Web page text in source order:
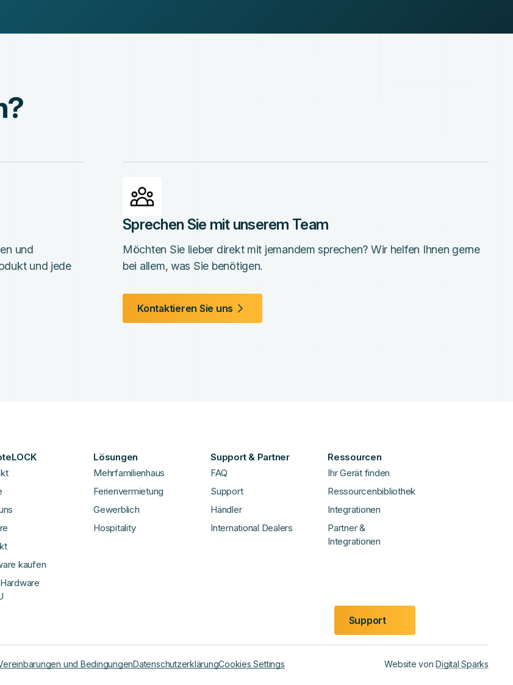
und
und jede
Sprechen Sie mit unserem Team
Möchten Sie lieber direkt mit jemandem sprechen? Wir helfen Ihnen gerne
bei allem, was Sie benötigen.
Kontaktieren Sie uns
kaufen
Lösungen
Mehrfamilienhaus
Ferienvermietung
Gewerblich
Hospitality
Support & Partner
FAQ
Support
Händler
International Dealers
Ressourcen
Ihr Gerät finden
Ressourcenbibliothek
Integrationen
Partner &
Integrationen
Support
und BedingungenDatenschutzerklärungCookies Settings Website vonDigital Sparks